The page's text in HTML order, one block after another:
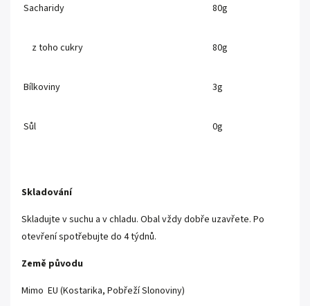
Sacharidy 80g
z toho cukry 80g
Bílkoviny 3g
Sůl 0g
Skladování
Skladujte v suchu a v chladu. Obal vždy dobře uzavřete. Po
otevření spotřebujte do 4 týdnů.
Země původu
Mimo EU (Kostarika, Pobřeží Slonoviny)